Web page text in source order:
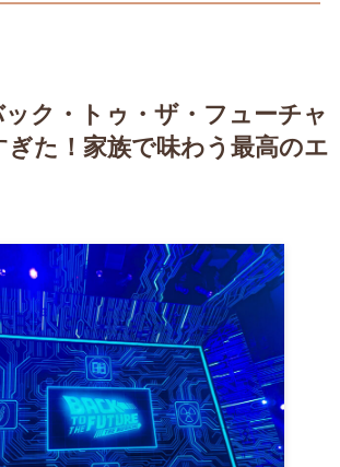
ク・トゥ・ザ・フューチャ
ぎた！家族で味わう最高のエ